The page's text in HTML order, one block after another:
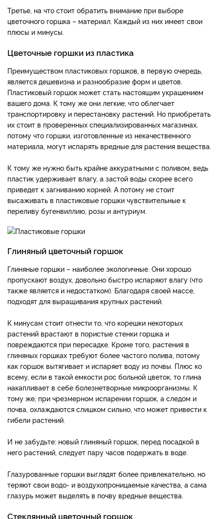
Третье, на что стоит обратить внимание при выборе
цветочного горшка – материал. Каждый из них имеет свои
плюсы и минусы.
Цветочные горшки из пластика
Преимуществом пластиковых горшков, в первую очередь,
является дешевизна и разнообразие форм и цветов.
Пластиковый горшок может стать настоящим украшением
вашего дома. К тому же они легкие, что облегчает
транспортировку и перестановку растений. Но приобретать
их стоит в проверенных специализированных магазинах,
потому что горшки, изготовленные из некачественного
материала, могут испарять вредные для растения вещества.
К тому же нужно быть крайне аккуратными с поливом, ведь
пластик удерживает влагу, а застой воды скорее всего
приведет к загниванию корней. А потому не стоит
высаживать в пластиковые горшки чувствительные к
переливу бугенвиллию, розы и антуриум.
Глиняный цветочный горшок
Глиняные горшки – наиболее экологичные. Они хорошо
пропускают воздух, довольно быстро испаряют влагу (что
также является и недостатком). Благодаря своей массе,
подходят для выращивания крупных растений.
К минусам стоит отнести то, что корешки некоторых
растений врастают в пористые стенки горшка и
повреждаются при пересадке. Кроме того, растения в
глиняных горшках требуют более частого полива, потому
как горшок вытягивает и испаряет воду из почвы. Плюс ко
всему, если в такой емкости рос больной цветок, то глина
накапливает в себе болезнетворные микроорганизмы. К
тому же, при чрезмерном испарении горшок, а следом и
почва, охлаждаются слишком сильно, что может привести к
гибели растений.
И не забудьте: новый глиняный горшок, перед посадкой в
него растений, следует пару часов подержать в воде.
Глазурованные горшки выглядят более привлекательно, но
теряют свои водо- и воздухопроницаемые качества, а сама
глазурь может выделять в почву вредные вещества.
Стеклянный цветочный горшок